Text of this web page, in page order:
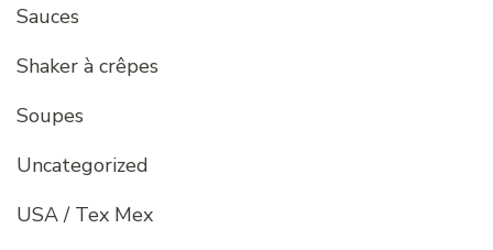
Sauces
Shaker à crêpes
Soupes
Uncategorized
USA / Tex Mex